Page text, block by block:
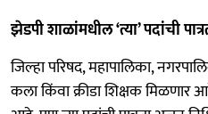
झेडपी शाळांमधील ‘त्या’ पदांची
जिल्हा परिषद, महापालिका,
कला किंवा क्रीडा शिक्षक मिळणार